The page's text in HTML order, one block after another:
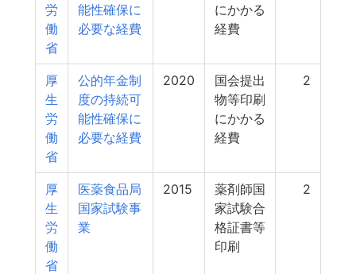
労
働
省
能性確保に
必要な経費
にかかる
経費
厚
生
労
働
省
公的年金制
度の持続可
能性確保に
必要な経費
2020
国会提出
物等印刷
にかかる
経費
2
厚
生
労
働
省
医薬食品局
国家試験事
業
2015
薬剤師国
家試験合
格証書等
印刷
2